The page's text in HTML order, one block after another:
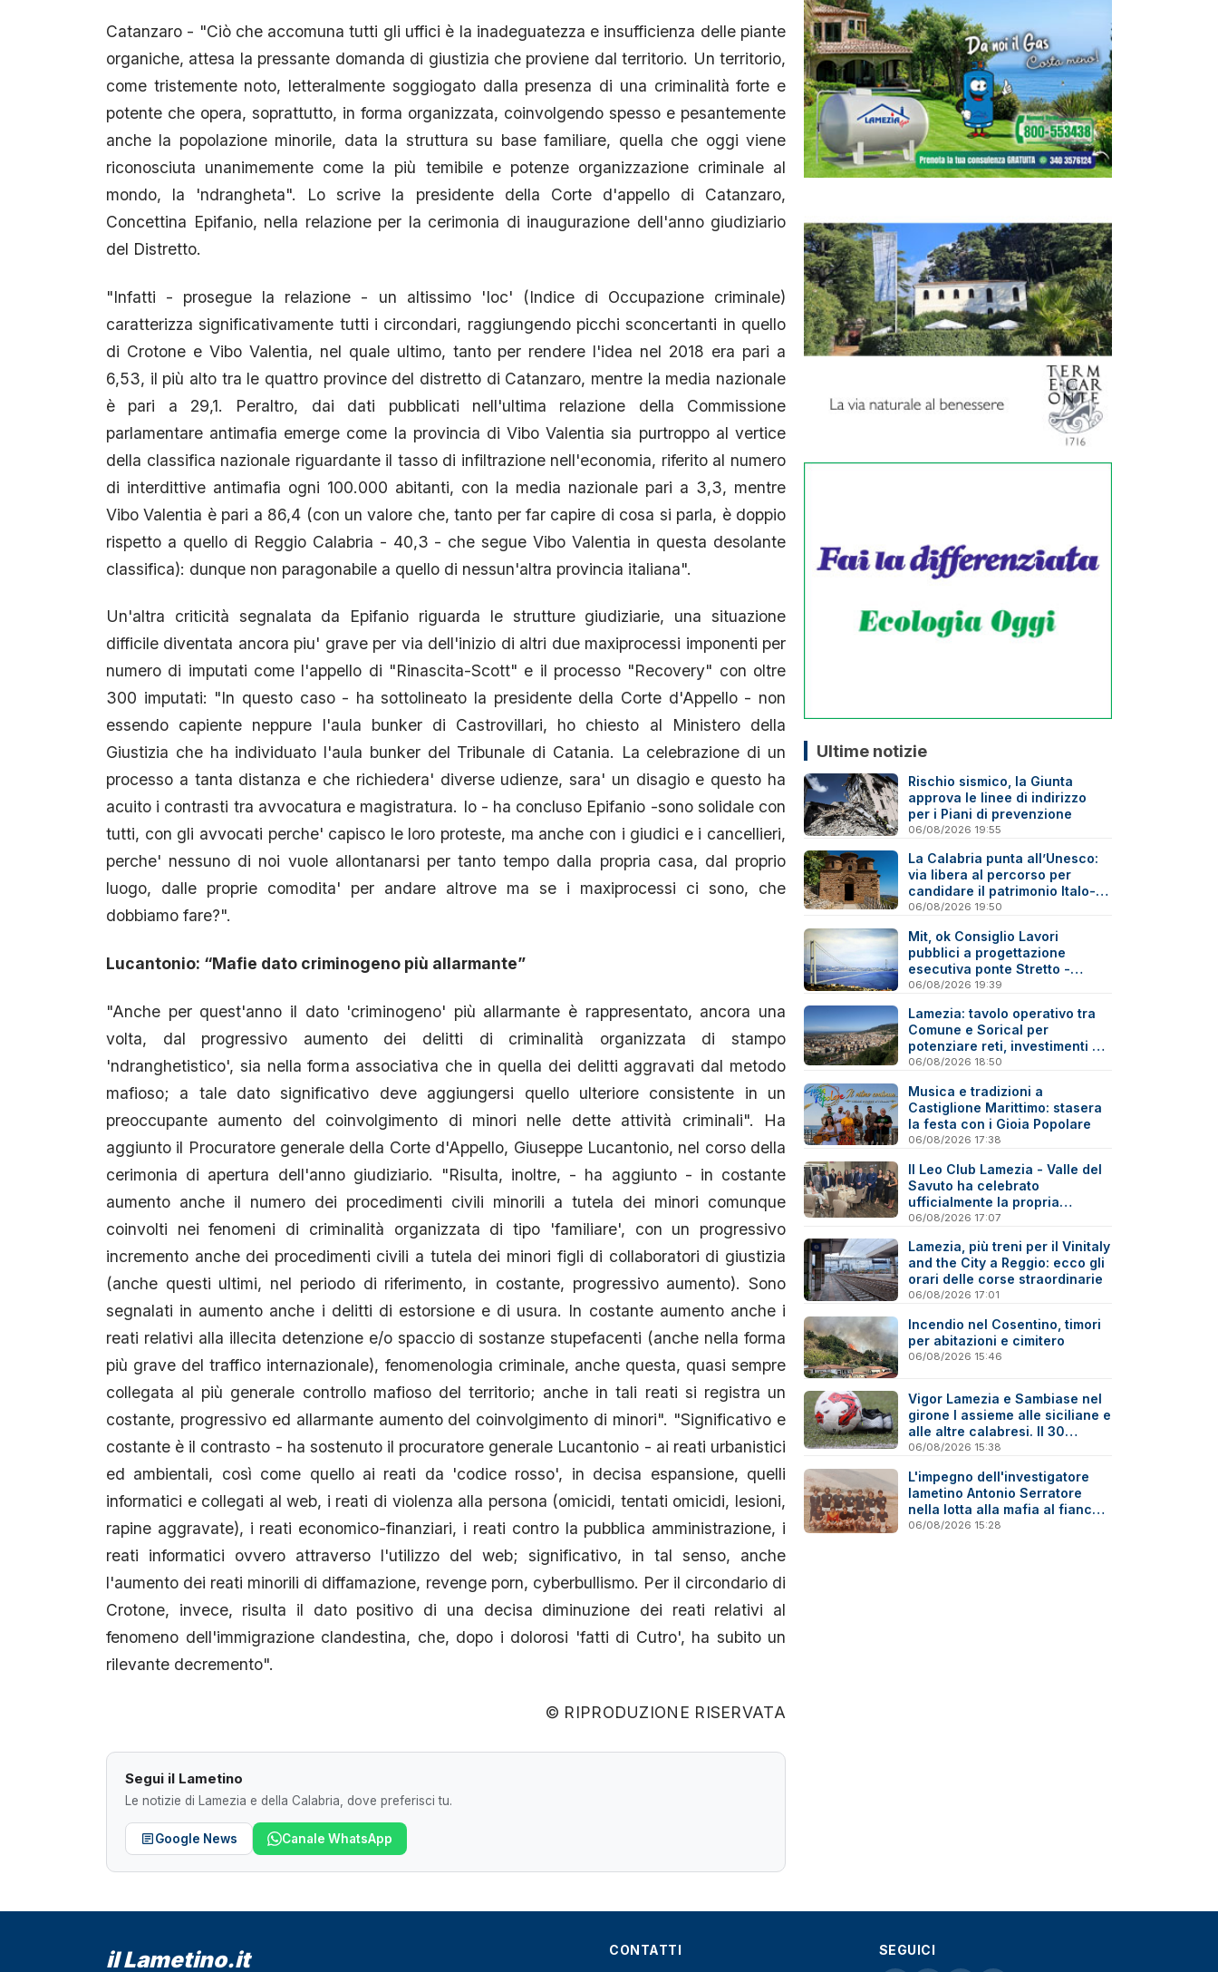
Catanzaro - "Ciò che accomuna tutti gli uffici è la inadeguatezza e insufficienza delle piante
organiche, attesa la pressante domanda di giustizia che proviene dal territorio. Un territorio,
come tristemente noto, letteralmente soggiogato dalla presenza di una criminalità forte e
potente che opera, soprattutto, in forma organizzata, coinvolgendo spesso e pesantemente
anche la popolazione minorile, data la struttura su base familiare, quella che oggi viene
riconosciuta unanimemente come la più temibile e potenze organizzazione criminale al
mondo, la 'ndrangheta". Lo scrive la presidente della Corte d'appello di Catanzaro,
Concettina Epifanio, nella relazione per la cerimonia di inaugurazione dell'anno giudiziario
del Distretto.
"Infatti - prosegue la relazione - un altissimo 'Ioc' (Indice di Occupazione criminale)
caratterizza significativamente tutti i circondari, raggiungendo picchi sconcertanti in quello
di Crotone e Vibo Valentia, nel quale ultimo, tanto per rendere l'idea nel 2018 era pari a
6,53, il più alto tra le quattro province del distretto di Catanzaro, mentre la media nazionale
è pari a 29,1. Peraltro, dai dati pubblicati nell'ultima relazione della Commissione
parlamentare antimafia emerge come la provincia di Vibo Valentia sia purtroppo al vertice
della classifica nazionale riguardante il tasso di infiltrazione nell'economia, riferito al numero
di interdittive antimafia ogni 100.000 abitanti, con la media nazionale pari a 3,3, mentre
Vibo Valentia è pari a 86,4 (con un valore che, tanto per far capire di cosa si parla, è doppio
rispetto a quello di Reggio Calabria - 40,3 - che segue Vibo Valentia in questa desolante
classifica): dunque non paragonabile a quello di nessun'altra provincia italiana".
Un'altra criticità segnalata da Epifanio riguarda le strutture giudiziarie, una situazione
difficile diventata ancora piu' grave per via dell'inizio di altri due maxiprocessi imponenti per
numero di imputati come l'appello di "Rinascita-Scott" e il processo "Recovery" con oltre
300 imputati: "In questo caso - ha sottolineato la presidente della Corte d'Appello - non
essendo capiente neppure l'aula bunker di Castrovillari, ho chiesto al Ministero della
Giustizia che ha individuato l'aula bunker del Tribunale di Catania. La celebrazione di un
processo a tanta distanza e che richiedera' diverse udienze, sara' un disagio e questo ha
acuito i contrasti tra avvocatura e magistratura. Io - ha concluso Epifanio -sono solidale con
tutti, con gli avvocati perche' capisco le loro proteste, ma anche con i giudici e i cancellieri,
perche' nessuno di noi vuole allontanarsi per tanto tempo dalla propria casa, dal proprio
luogo, dalle proprie comodita' per andare altrove ma se i maxiprocessi ci sono, che
dobbiamo fare?".
Lucantonio: “Mafie dato criminogeno più allarmante”
"Anche per quest'anno il dato 'criminogeno' più allarmante è rappresentato, ancora una
volta, dal progressivo aumento dei delitti di criminalità organizzata di stampo
'ndranghetistico', sia nella forma associativa che in quella dei delitti aggravati dal metodo
mafioso; a tale dato significativo deve aggiungersi quello ulteriore consistente in un
preoccupante aumento del coinvolgimento di minori nelle dette attività criminali". Ha
aggiunto il Procuratore generale della Corte d'Appello, Giuseppe Lucantonio, nel corso della
cerimonia di apertura dell'anno giudiziario. "Risulta, inoltre, - ha aggiunto - in costante
aumento anche il numero dei procedimenti civili minorili a tutela dei minori comunque
coinvolti nei fenomeni di criminalità organizzata di tipo 'familiare', con un progressivo
incremento anche dei procedimenti civili a tutela dei minori figli di collaboratori di giustizia
(anche questi ultimi, nel periodo di riferimento, in costante, progressivo aumento). Sono
segnalati in aumento anche i delitti di estorsione e di usura. In costante aumento anche i
reati relativi alla illecita detenzione e/o spaccio di sostanze stupefacenti (anche nella forma
più grave del traffico internazionale), fenomenologia criminale, anche questa, quasi sempre
collegata al più generale controllo mafioso del territorio; anche in tali reati si registra un
costante, progressivo ed allarmante aumento del coinvolgimento di minori". "Significativo e
costante è il contrasto - ha sostenuto il procuratore generale Lucantonio - ai reati urbanistici
ed ambientali, così come quello ai reati da 'codice rosso', in decisa espansione, quelli
informatici e collegati al web, i reati di violenza alla persona (omicidi, tentati omicidi, lesioni,
rapine aggravate), i reati economico-finanziari, i reati contro la pubblica amministrazione, i
reati informatici ovvero attraverso l'utilizzo del web; significativo, in tal senso, anche
l'aumento dei reati minorili di diffamazione, revenge porn, cyberbullismo. Per il circondario di
Crotone, invece, risulta il dato positivo di una decisa diminuzione dei reati relativi al
fenomeno dell'immigrazione clandestina, che, dopo i dolorosi 'fatti di Cutro', ha subito un
rilevante decremento".
© RIPRODUZIONE RISERVATA
Segui il Lametino
Le notizie di Lamezia e della Calabria, dove preferisci tu.
Google News Canale WhatsApp
Ultime notizie
Rischio sismico, la Giunta
approva le linee di indirizzo
per i Piani di prevenzione
06/08/2026 19:55
La Calabria punta all’Unesco:
via libera al percorso per
candidare il patrimonio Italo-
Greco medievale
06/08/2026 19:50
Mit, ok Consiglio Lavori
pubblici a progettazione
esecutiva ponte Stretto -
Reazioni
06/08/2026 19:39
Lamezia: tavolo operativo tra
Comune e Sorical per
potenziare reti, investimenti e
manutenzione
06/08/2026 18:50
Musica e tradizioni a
Castiglione Marittimo: stasera
la festa con i Gioia Popolare
06/08/2026 17:38
Il Leo Club Lamezia - Valle del
Savuto ha celebrato
ufficialmente la propria
riattivazione
06/08/2026 17:07
Lamezia, più treni per il Vinitaly
and the City a Reggio: ecco gli
orari delle corse straordinarie
06/08/2026 17:01
Incendio nel Cosentino, timori
per abitazioni e cimitero
06/08/2026 15:46
Vigor Lamezia e Sambiase nel
girone I assieme alle siciliane e
alle altre calabresi. Il 30
agosto stracittadina di Coppa
06/08/2026 15:38
L'impegno dell'investigatore
lametino Antonio Serratore
nella lotta alla mafia al fianco
di Ninni Cassarà
06/08/2026 15:28
il Lametino.it CONTATTI SEGUICI